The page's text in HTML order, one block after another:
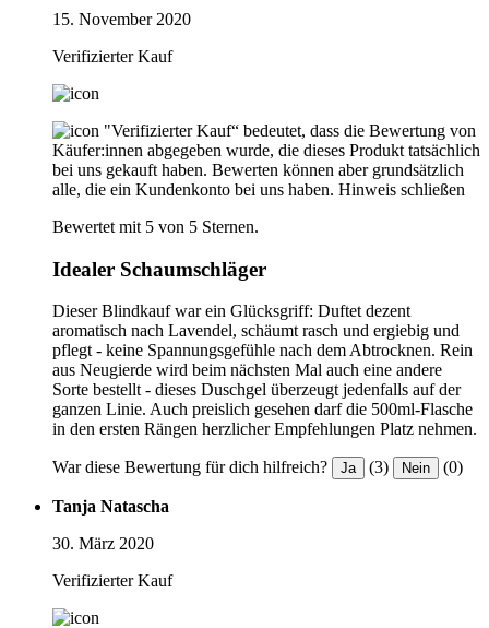
15. November 2020
Verifizierter Kauf
"Verifizierter Kauf“ bedeutet, dass die Bewertung von
Käufer:innen abgegeben wurde, die dieses Produkt tatsächlich
bei uns gekauft haben. Bewerten können aber grundsätzlich
alle, die ein Kundenkonto bei uns haben. Hinweis schließen
Bewertet mit 5 von 5 Sternen.
Idealer Schaumschläger
Dieser Blindkauf war ein Glücksgriff: Duftet dezent
aromatisch nach Lavendel, schäumt rasch und ergiebig und
pflegt - keine Spannungsgefühle nach dem Abtrocknen. Rein
aus Neugierde wird beim nächsten Mal auch eine andere
Sorte bestellt - dieses Duschgel überzeugt jedenfalls auf der
ganzen Linie. Auch preislich gesehen darf die 500ml-Flasche
in den ersten Rängen herzlicher Empfehlungen Platz nehmen.
War diese Bewertung für dich hilfreich? Ja (3) Nein (0)
Tanja Natascha
30. März 2020
Verifizierter Kauf